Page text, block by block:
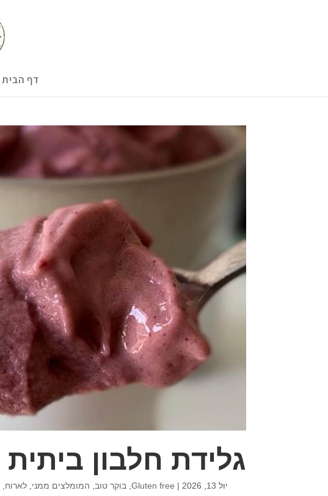
דף הבית
גלידת חלבון ביתית
יול 13, 2026 |
Gluten free בוקר טוב המומלצים ממני ,לארוח